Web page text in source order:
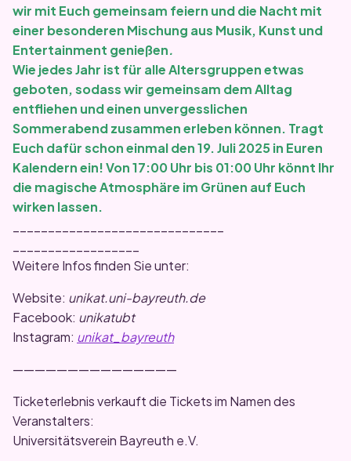
wir mit Euch gemeinsam feiern und die Nacht mit
einer besonderen Mischung aus Musik, Kunst und
Entertainment genießen.
Wie jedes Jahr ist für alle Altersgruppen etwas
geboten, sodass wir gemeinsam dem Alltag
entfliehen und einen unvergesslichen
Sommerabend zusammen erleben können. Tragt
Euch dafür schon einmal den 19. Juli 2025 in Euren
Kalendern ein! Von 17:00 Uhr bis 01:00 Uhr könnt Ihr
die magische Atmosphäre im Grünen auf Euch
wirken lassen.
Weitere Infos finden Sie unter:
Website: unikat.uni-bayreuth.de
Facebook: unikatubt
Instagram: unikat_bayreuth
———————————————
Ticketerlebnis verkauft die Tickets im Namen des
Veranstalters:
Universitätsverein Bayreuth e.V.